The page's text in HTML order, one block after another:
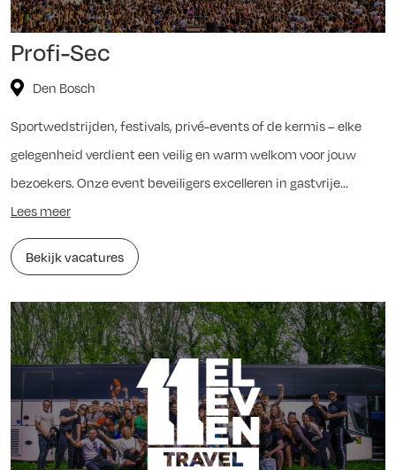
Profi-Sec
Den Bosch
Sportwedstrijden, festivals, privé-events of de kermis – elke
gelegenheid verdient een veilig en warm welkom voor jouw
bezoekers. Onze event beveiligers excelleren in gastvrije...
Lees meer
Bekijk vacatures